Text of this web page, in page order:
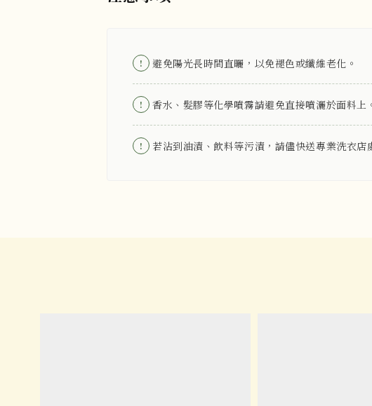
! 避免陽光長時間直曬，以免褪色或纖維老化。
! 香水、髮膠等化學噴霧請避免直接噴灑於面料上
! 若沾到油漬、飲料等污漬，請儘快送專業洗衣店